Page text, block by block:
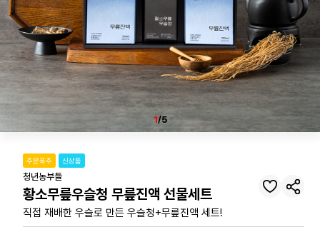
1/5
주문폭주 신상품
청년농부들
황소무릎우슬청 무릎진액 선물세트
직접 재배한 우슬로 만든 우슬청+무릎진액 세트!